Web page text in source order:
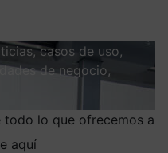
casos de uso,
de negocio,
todo lo que ofrecemos a
aquí